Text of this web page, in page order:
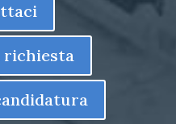
richiesta